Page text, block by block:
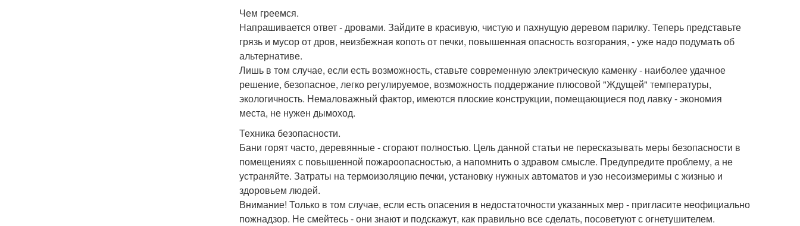
Чем греемся.
Напрашивается ответ - дровами. Зайдите в красивую, чистую и пахнущую деревом парилку. Теперь представьте
грязь и мусор от дров, неизбежная копоть от печки, повышенная опасность возгорания, - уже надо подумать об
альтернативе.
Лишь в том случае, если есть возможность, ставьте современную электрическую каменку - наиболее удачное
решение, безопасное, легко регулируемое, возможность поддержание плюсовой "Ждущей" температуры,
экологичность. Немаловажный фактор, имеются плоские конструкции, помещающиеся под лавку - экономия
места, не нужен дымоход.
Техника безопасности.
Бани горят часто, деревянные - сгорают полностью. Цель данной статьи не пересказывать меры безопасности в
помещениях с повышенной пожароопасностью, а напомнить о здравом смысле. Предупредите проблему, а не
устраняйте. Затраты на термоизоляцию печки, установку нужных автоматов и узо несоизмеримы с жизнью и
здоровьем людей.
Внимание! Только в том случае, если есть опасения в недостаточности указанных мер - пригласите неофициально
пожнадзор. Не смейтесь - они знают и подскажут, как правильно все сделать, посоветуют с огнетушителем.